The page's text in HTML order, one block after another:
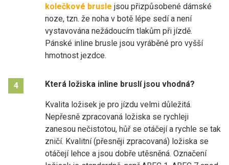
kolečkové brusle jsou přizpůsobené dámské
noze, tzn. že noha v botě lépe sedí a není
vystavována nežádoucím tlakům při jízdě.
Pánské inline brusle jsou vyráběné pro vyšší
hmotnost jezdce.
4 Která ložiska inline bruslí jsou vhodná?
Kvalita ložisek je pro jízdu velmi důležitá.
Nepřesně zpracovaná ložiska se rychleji
zanesou nečistotou, hůř se otáčejí a rychle se tak
zničí. Kvalitní (přesněji zpracovaná) ložiska se
otáčejí lehce a jsou dobře utěsněná. Označení